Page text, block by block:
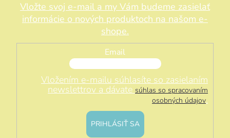
Vložte svoj e-mail a my Vám budeme zasielať
informácie o nových produktoch na našom e-
shope.
Email
Vložením e-mailu súhlasíte so zasielaním
newslettrov a dávate súhlas so spracovaním
osobných údajov.
PRIHLÁSIŤ SA